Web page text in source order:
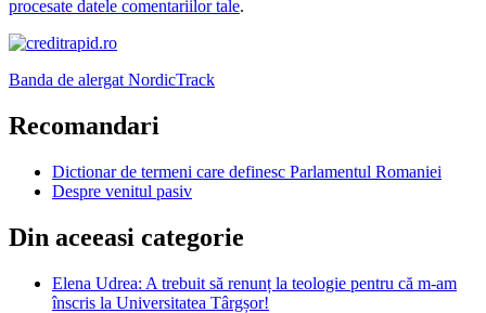
procesate datele comentariilor tale.
Banda de alergat NordicTrack
Recomandari
Dictionar de termeni care definesc Parlamentul Romaniei
Despre venitul pasiv
Din aceeasi categorie
Elena Udrea: A trebuit să renunț la teologie pentru că m-am
înscris la Universitatea Târgșor!